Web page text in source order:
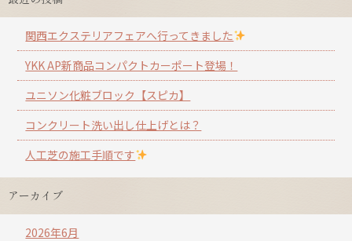
関西エクステリアフェアへ行ってきました
YKK AP新商品コンパクトカーポート登場！
ユニソン化粧ブロック【スピカ】
コンクリート洗い出し仕上げとは？
人工芝の施工手順です
アーカイブ
2026年6月